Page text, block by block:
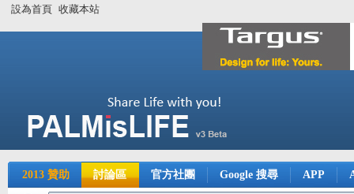
設為首頁 收藏本站
2013 贊助 討論區 官方社團 Google 搜尋 APP